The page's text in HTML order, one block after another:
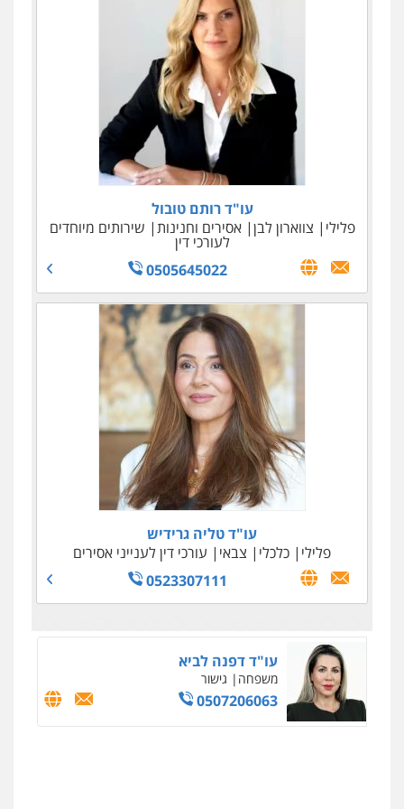
עו"ד רענן עמוסי
פלילי פשע חמור מעצרים וחקירות
0525981800
כלכלי מיסים הלבנת הון
0506245512
עו"ד רותם טובול
פלילי
צווארון לבן אסירים וחנינות שירותים מיוחדים
לעורכי דין
0505645022
עו"ד טליה גרידיש
פלילי
כלכלי צבאי
עורכי דין לענייני אסירים
0523307111
עו"ד דפנה לביא
משפחה גישור
0507206063